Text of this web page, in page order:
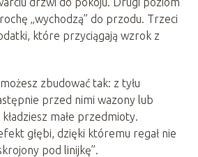
„wychodzą” do przodu. Trzeci
które przyciągają wzrok z
zbudować tak: z tyłu
przed nimi wazony lub
małe przedmioty.
głębi, dzięki któremu regał nie
pod linijkę”.